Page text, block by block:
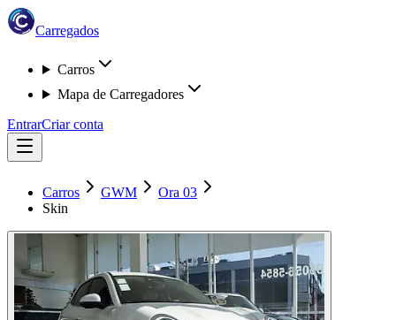
Carregados
Carros
Mapa de Carregadores
EntrarCriar conta
Carros GWM
Ora 03
Skin